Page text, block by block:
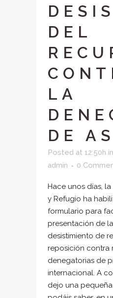
DEL
LA
DE
Posted at 12:50h in
admin
0
Hace unos días,
y Refugio ha
formulario para
presentación de
desistimiento de
reposición contra
denegatorias de
internacional. A
dejo una